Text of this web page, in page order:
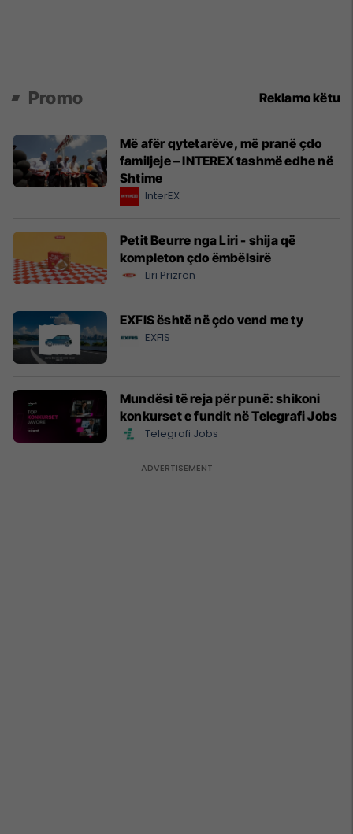
Promo Reklamo këtu
Më afër qytetarëve, më pranë çdo
familjeje – INTEREX tashmë edhe në
Shtime
InterEX
Petit Beurre nga Liri - shija që
kompleton çdo ëmbëlsirë
Liri Prizren
EXFIS është në çdo vend me ty
EXFIS
Mundësi të reja për punë: shikoni
konkurset e fundit në Telegrafi Jobs
Telegrafi Jobs